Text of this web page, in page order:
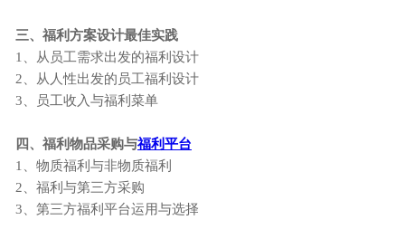
三、福利方案设计最佳实践
1、从员工需求出发的福利设计
2、从人性出发的员工福利设计
3、员工收入与福利菜单
四、福利物品采购与福利平台
1、物质福利与非物质福利
2、福利与第三方采购
3、第三方福利平台运用与选择